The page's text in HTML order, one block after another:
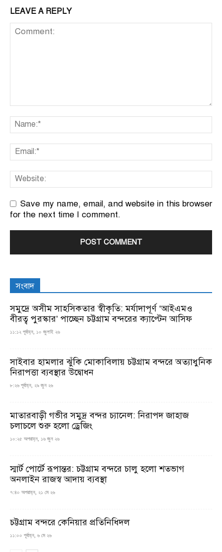
LEAVE A REPLY
Save my name, email, and website in this browser
for the next time I comment.
সংবাদ
সমুদ্রে অসীম সাহসিকতার স্বীকৃতি: মর্যাদাপূর্ণ ‘আইএমও
বীরত্ব পুরস্কার’ পাচ্ছেন চট্টগ্রাম বন্দরের ক্যাপ্টেন আসিফ
১১:১২ পূর্বাহ্ন, ১০ জুলাই ২৬
সাইবার হামলার ঝুঁকি মোকাবিলায় চট্টগ্রাম বন্দরে অত্যাধুনিক
নিরাপত্তা ব্যবস্থার উদ্বোধন
৮:২৬ পূর্বাহ্ন, ২৯ জুন ২৬
মাতারবাড়ী গভীর সমুদ্র বন্দর চ্যানেল: নিরাপদ জাহাজ
চলাচলে শুরু হলো ড্রেজিং
১০:২৫ অপরাহ্ন, ১৬ জুন ২৬
স্মার্ট পোর্টে রূপান্তর: চট্টগ্রাম বন্দরে চালু হলো শতভাগ
অনলাইন রাজস্ব আদায় ব্যবস্থা
৭:৪০ অপরাহ্ন, ২১ মে ২৬
চট্টগ্রাম বন্দরে কেনিয়ার প্রতিনিধিদল
১১:০০ পূর্বাহ্ন, ৬ মে ২৬